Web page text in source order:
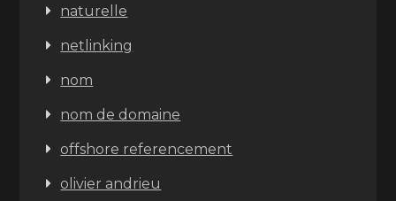
naturelle
netlinking
nom
nom de domaine
offshore referencement
olivier andrieu